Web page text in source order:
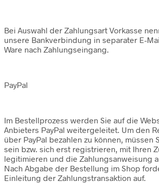
Bei Auswahl der Zahlungsart Vorkasse
unsere Bankverbindung in separater E-
Ware nach Zahlungseingang.
PayPal
Im Bestellprozess werden Sie auf die
Anbieters PayPal weitergeleitet. Um den
über PayPal bezahlen zu können,
sein bzw. sich erst registrieren, mit Ihren
legitimieren und die Zahlungsanweisung
Nach Abgabe der Bestellung im Shop
Einleitung der Zahlungstransaktion auf.